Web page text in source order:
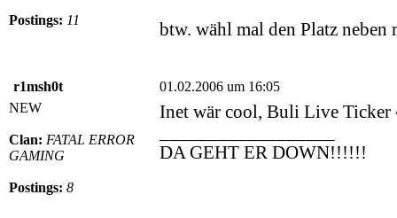
Postings: 11 btw. wähl mal den Platz neben
r1msh0t
01.02.2006 um 16:05
NEW
Clan: FATAL ERROR
GAMING
Postings: 8
Inet wär cool, Buli Live Ticker
DA GEHT ER DOWN!!!!!!